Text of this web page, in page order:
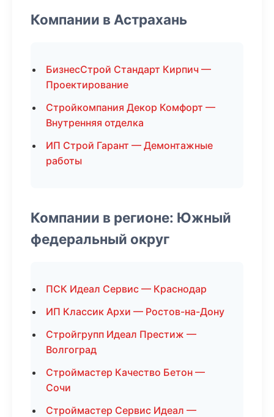
Компании в Астрахань
БизнесСтрой Стандарт Кирпич —
Проектирование
Стройкомпания Декор Комфорт —
Внутренняя отделка
ИП Строй Гарант — Демонтажные
работы
Компании в регионе: Южный
федеральный округ
ПСК Идеал Сервис — Краснодар
ИП Классик Архи — Ростов-на-Дону
Стройгрупп Идеал Престиж —
Волгоград
Строймастер Качество Бетон —
Сочи
Строймастер Сервис Идеал —